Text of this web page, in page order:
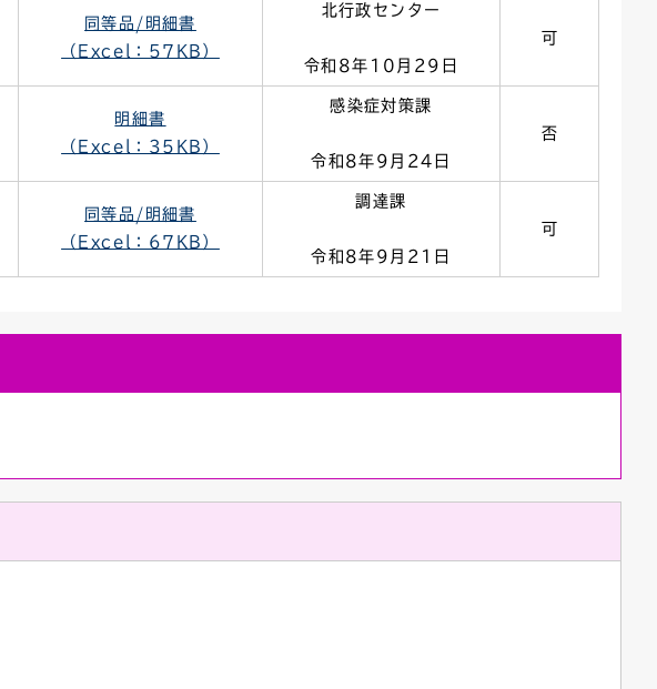
同等品/明細書
（Excel：57KB）
北行政センター
令和8年10月29日
可
明細書
（Excel：35KB）
感染症対策課
令和8年9月24日
否
同等品/明細書
（Excel：67KB）
調達課
令和8年9月21日
可